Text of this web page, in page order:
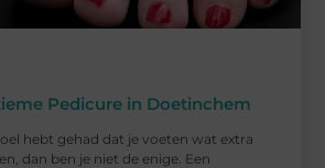
Pedicure in Doetinchem
hebt gehad dat je voeten wat extra
dan ben je niet de enige. Een